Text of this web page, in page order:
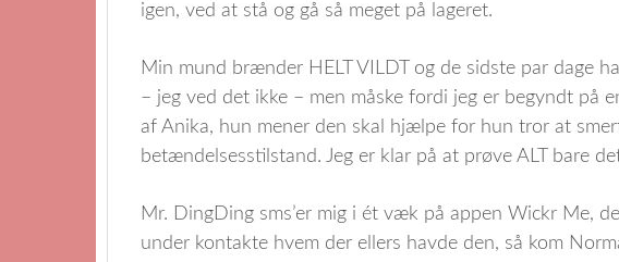
igen, ved at stå og gå så meget på lageret.
Min mund brænder HELT VILDT og de sidste par dage
– jeg ved det ikke – men måske fordi jeg er begyndt på
af Anika, hun mener den skal hjælpe for hun tror at
betændelsesstilstand. Jeg er klar på at prøve ALT bare
Mr. DingDing sms’er mig i ét væk på appen Wickr Me,
under kontakte hvem der ellers havde den, så kom